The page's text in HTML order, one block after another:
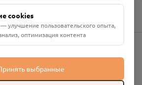
cookies
улучшение пользовательского опыта,
оптимизация контента
выбранные